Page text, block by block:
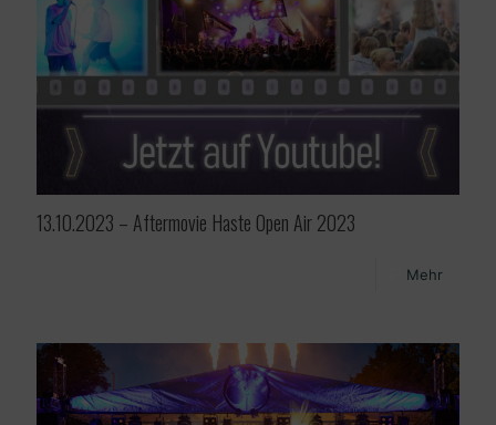
13.10.2023 – Aftermovie Haste Open Air 2023
Mehr